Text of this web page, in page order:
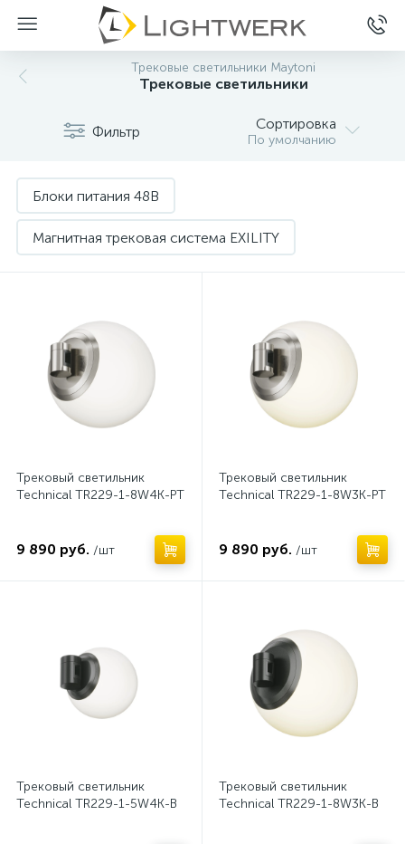
Трековые светильники Maytoni
Трековые светильники
Фильтр Сортировка
По умолчанию
Блоки питания 48В
Магнитная трековая система EXILITY
Магнитная трековая система RADITY
Магнитная трековая система S35
Однофазная трековая система UNITY
Трековый светильник
Technical TR229-1-8W4K-PT
9 890 руб. /шт
Трековый светильник
Technical TR229-1-8W3K-PT
9 890 руб. /шт
Трековый светильник
Technical TR229-1-5W4K-B
Трековый светильник
Technical TR229-1-8W3K-B